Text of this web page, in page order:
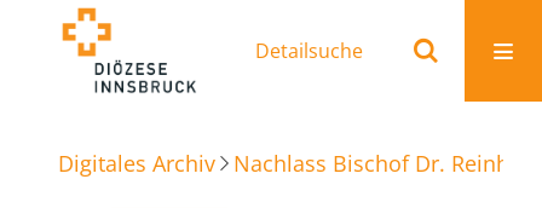
Detailsuche
Digitales Archiv Nachlass Bischof Dr.